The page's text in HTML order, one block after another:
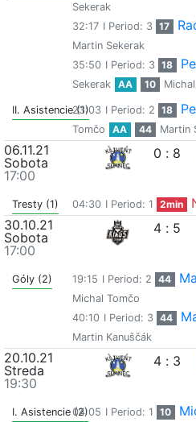
Sekerak
32:17 I Period: 3 17
Martin Sekerak
35:50 I Period: 3 18
Sekerak
AA 10
II. Asistencie (1)
23:03 I Period: 2 18
Tomčo
AA 44 Martin
06.11.21
Sobota
17:00
0 : 8
Tresty (1) 04:30 I Period: 1 2min
30.10.21
Sobota
17:00
4 : 5
Góly (2) 19:15 I Period: 2 44
Michal Tomčo
40:10 I Period: 3 44
Martin Kanuščák
20.10.21
Streda
19:30
4 : 3
I. Asistencie (2)04:05 I Period: 1 10